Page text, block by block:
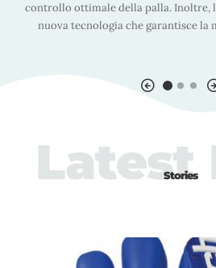
controllo ottimale della palla. Inoltre,
nuova tecnologia che garantisce la
Stories
Latest